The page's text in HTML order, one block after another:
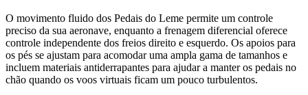
O movimento fluido dos Pedais do Leme permite um controle
preciso da sua aeronave, enquanto a frenagem diferencial oferece
controle independente dos freios direito e esquerdo. Os apoios para
os pés se ajustam para acomodar uma ampla gama de tamanhos e
incluem materiais antiderrapantes para ajudar a manter os pedais no
chão quando os voos virtuais ficam um pouco turbulentos.